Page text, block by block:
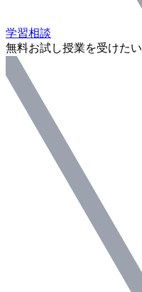
学習相談
無料お試し授業を受けたい